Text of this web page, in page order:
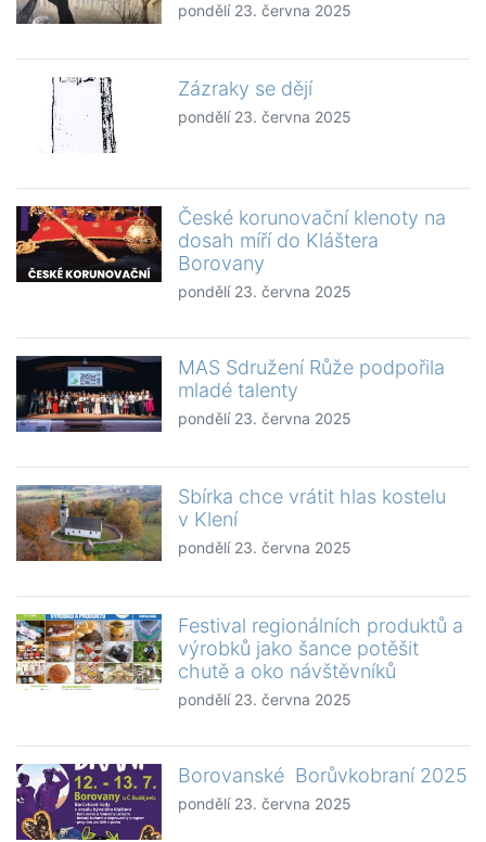
pondělí 23. června 2025
Zázraky se dějí
pondělí 23. června 2025
České korunovační klenoty na
dosah míří do Kláštera
Borovany
pondělí 23. června 2025
MAS Sdružení Růže podpořila
mladé talenty
pondělí 23. června 2025
Sbírka chce vrátit hlas kostelu
v Klení
pondělí 23. června 2025
Festival regionálních produktů a
výrobků jako šance potěšit
chutě a oko návštěvníků
pondělí 23. června 2025
Borovanské Borůvkobraní 2025
pondělí 23. června 2025